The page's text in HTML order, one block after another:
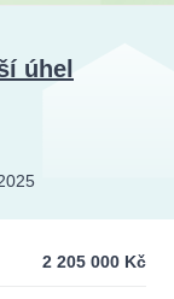
úhel
2 205 000 Kč